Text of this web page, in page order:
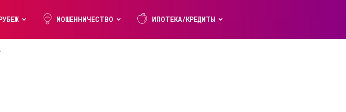
МОШЕННИЧЕСТВО ИПОТЕКА/КРЕДИТЫ